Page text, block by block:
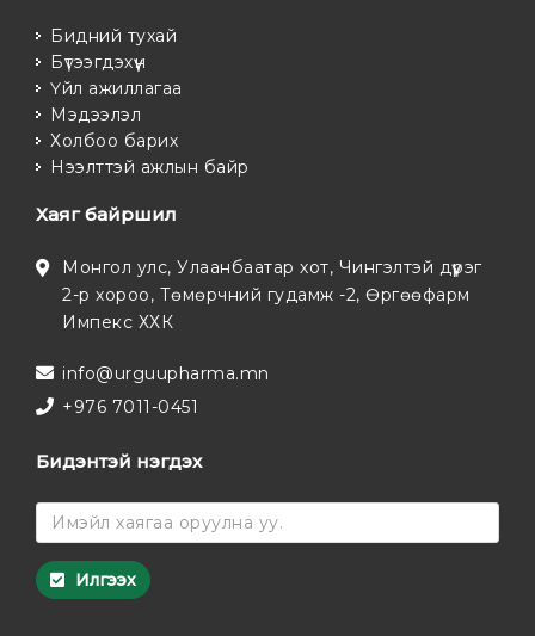
Бидний тухай
Бүтээгдэхүүн
Үйл ажиллагаа
Мэдээлэл
Холбоо барих
Нээлттэй ажлын байр
Хаяг байршил
Монгол улс, Улаанбаатар хот, Чингэлтэй дүүрэг
2-р хороо, Төмөрчний гудамж -2, Өргөөфарм
Импекс ХХК
info@urguupharma.mn
+976 7011-0451
Бидэнтэй нэгдэх
Илгээх